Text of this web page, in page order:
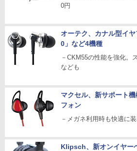
0円
オーテク、カナル型イ
0」など4機種
－CKM55の性能を強化。
なども
マクセル、新サポート
フォン
－メガネ利用時も快適に
Klipsch、新オンイヤー